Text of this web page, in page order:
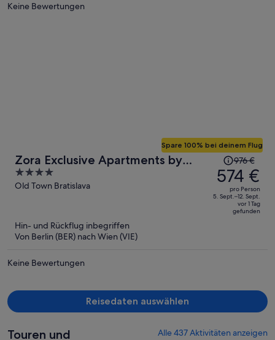
Keine Bewertungen
Zora Exclusive Apartments by
CHORS
4
out
Old Town Bratislava
Spare 100% bei deinem Flug
Der
Preis
betrug
976 €,
jetzt
976 €
574 €
pro Person
5. Sept.–12. Sept.
vor 1 Tag
gefunden
Hin- und Rückflug inbegriffen
Von Berlin (BER) nach Wien (VIE)
Keine Bewertungen
Reisedaten auswählen
Touren und
Alle 437 Aktivitäten anzeigen